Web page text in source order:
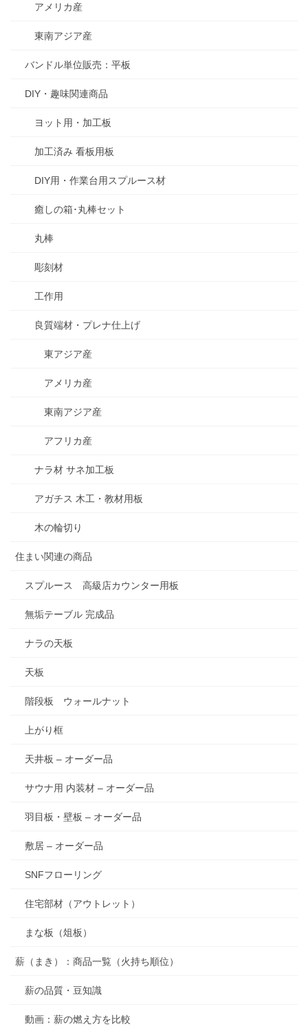
アメリカ産
東南アジア産
バンドル単位販売：平板
DIY・趣味関連商品
ヨット用・加工板
加工済み 看板用板
DIY用・作業台用スプルース材
癒しの箱･丸棒セット
丸棒
彫刻材
工作用
良質端材・プレナ仕上げ
東アジア産
アメリカ産
東南アジア産
アフリカ産
ナラ材 サネ加工板
アガチス 木工・教材用板
木の輪切り
住まい関連の商品
スプルース 高級店カウンター用板
無垢テーブル 完成品
ナラの天板
天板
階段板 ウォールナット
上がり框
天井板 – オーダー品
サウナ用 内装材 – オーダー品
羽目板・壁板 – オーダー品
敷居 – オーダー品
SNFフローリング
住宅部材（アウトレット）
まな板（俎板）
薪（まき）：商品一覧（火持ち順位）
薪の品質・豆知識
動画：薪の燃え方を比較